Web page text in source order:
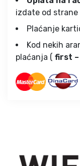
izdate od strane
Plaćanje
Kod nekih
plaćanja ( first –